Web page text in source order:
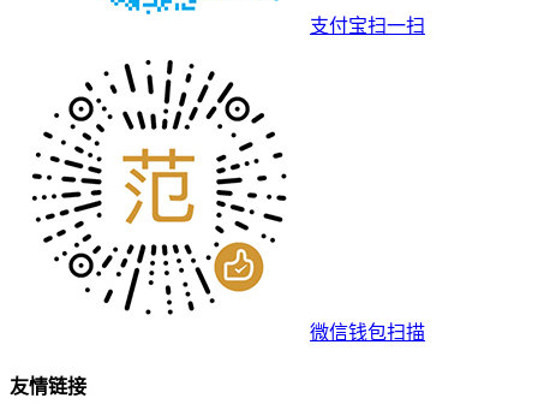
支付宝扫一扫
微信钱包扫描
友情链接